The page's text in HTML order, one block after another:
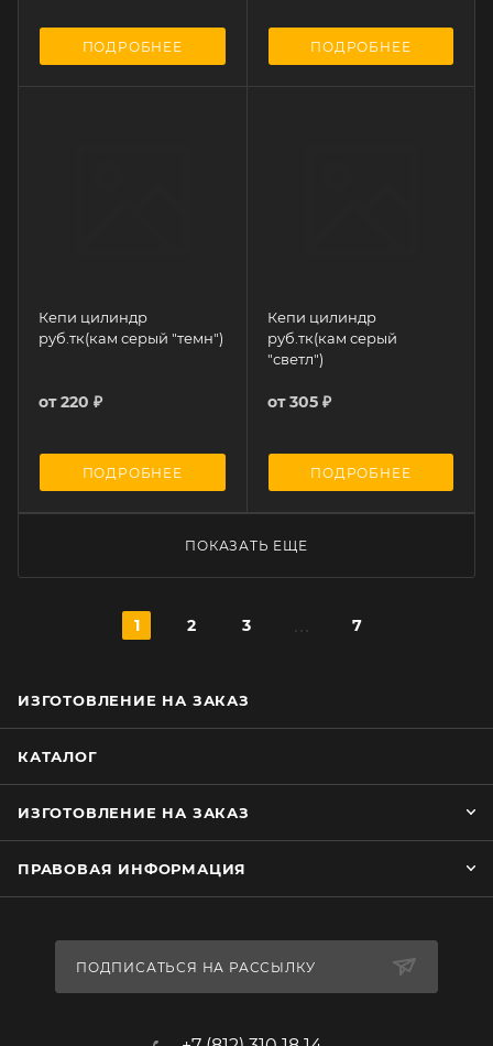
ПОДРОБНЕЕ ПОДРОБНЕЕ
Кепи цилиндр
руб.тк(кам серый "темн")
от220 ₽
ПОДРОБНЕЕ
Кепи цилиндр
руб.тк(кам серый
"светл")
от305 ₽
ПОДРОБНЕЕ
ПОКАЗАТЬ ЕЩЕ
1 2 3 7
ИЗГОТОВЛЕНИЕ НА ЗАКАЗ
КАТАЛОГ
ИЗГОТОВЛЕНИЕ НА ЗАКАЗ
ПРАВОВАЯ ИНФОРМАЦИЯ
ПОДПИСАТЬСЯ НА РАССЫЛКУ